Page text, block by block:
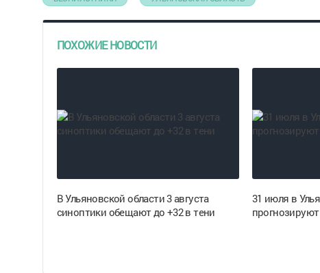
ПОХОЖИЕ НОВОСТИ
В Ульяновской области 3 августа
синоптики обещают до +32 в тени
31 июля в